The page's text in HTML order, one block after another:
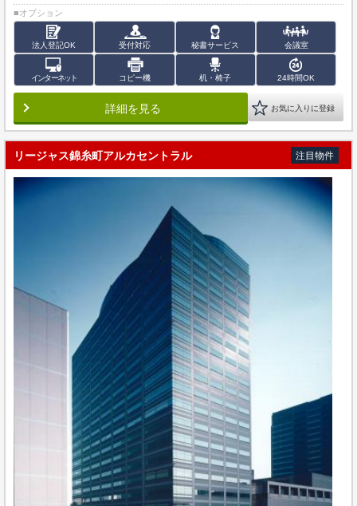
■オプション
法人登記OK 受付対応 秘書サービス 会議室
インターネット コピー機 机・椅子 24時間OK
詳細を見る お気に入りに登録
リージャス錦糸町アルカセントラル 注目物件